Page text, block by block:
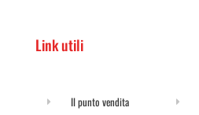
Link utili
Il punto vendita